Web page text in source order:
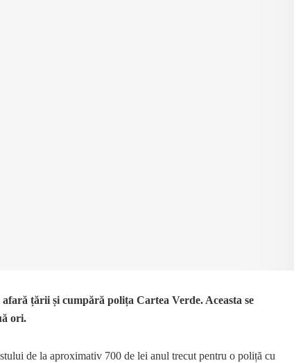
țării și cumpără polița Cartea Verde. Aceasta se
ori.
de la aproximativ 700 de lei anul trecut pentru o poliță cu